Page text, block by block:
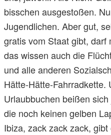
bisschen ausgestoßen.
Jugendlichen. Aber gut,
gratis vom Staat gibt,
das wissen auch die
und alle anderen
Hätte-Hätte-Fahrradkette.
Urlaubbuchen beißen
die noch keinen gelben
Ibiza, zack zack zack,